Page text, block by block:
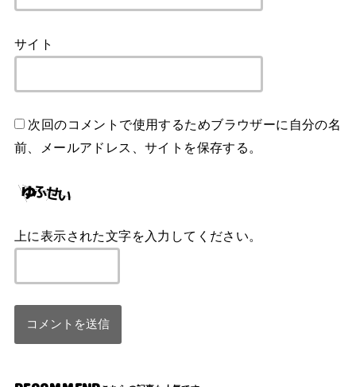
サイト
次回のコメントで使用するためブラウザーに自分の名
前、メールアドレス、サイトを保存する。
上に表示された文字を入力してください。